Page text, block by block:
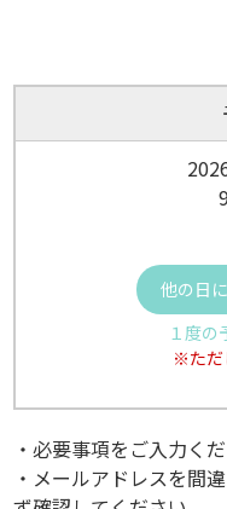
他の日
１度の
※ただ
・必要事項をご入力く
・メールアドレスを間